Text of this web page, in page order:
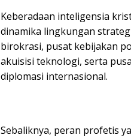
Keberadaan inteligensia
dinamika lingkungan
birokrasi, pusat kebijakan
akuisisi teknologi, serta
diplomasi internasional.
Sebaliknya, peran profetis